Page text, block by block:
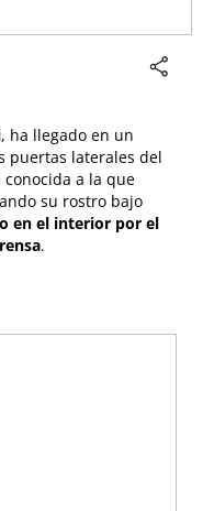
, ha llegado en un
puertas laterales del
a la que
su rostro bajo
en el interior por el
.